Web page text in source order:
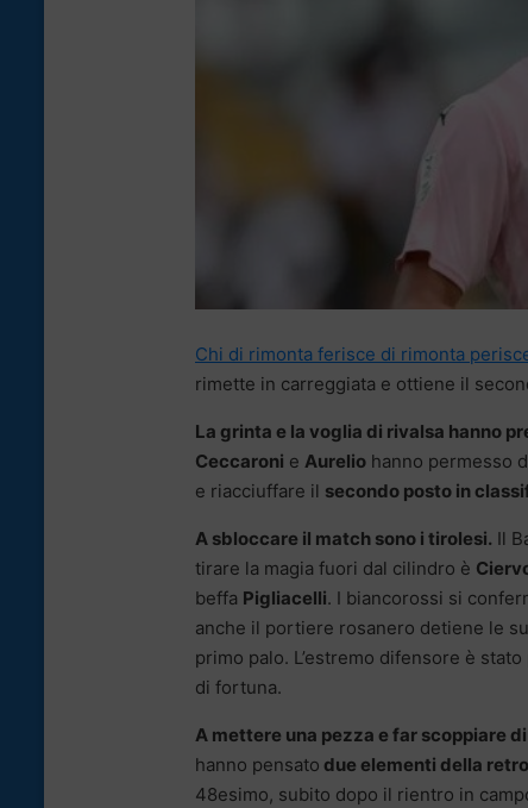
Chi di rimonta ferisce di rimonta
rimette in carreggiata e ottiene il
La grinta e la voglia di rivalsa hanno
Ceccaroni e Aurelio hanno permesso
e riacciuffare il secondo posto in
A sbloccare il match sono i tirolesi. Il
tirare la magia fuori dal cilindro è
beffa Pigliacelli. I biancorossi si
anche il portiere rosanero detiene le
primo palo. L’estremo difensore è
di fortuna.
A mettere una pezza e far scoppiare
hanno pensato due elementi della
48esimo, subito dopo il rientro in